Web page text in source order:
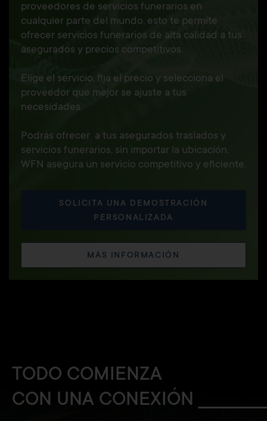
proveedores de servicios funerarios en
cualquier parte del mundo, esto te permite
ofrecer servicios funerarios de alta calidad a tus
asegurados y precios competitivos.
Elige el servicio, fija el precio y selecciona el
proveedor que mejor se ajuste a tus
necesidades.
Podrás ofrecer a tus asegurados traslados y
servicios funerarios, sin importar la ubicación.
WFN asegura un servicio competitivo y eficiente.
SOLICITA UNA DEMOSTRACIÓN
PERSONALIZADA
MÁS INFORMACIÓN
TODO COMIENZA
CON UNA CONEXIÓN